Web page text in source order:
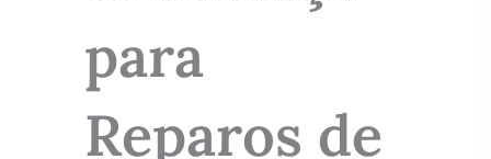
para
Reparos de